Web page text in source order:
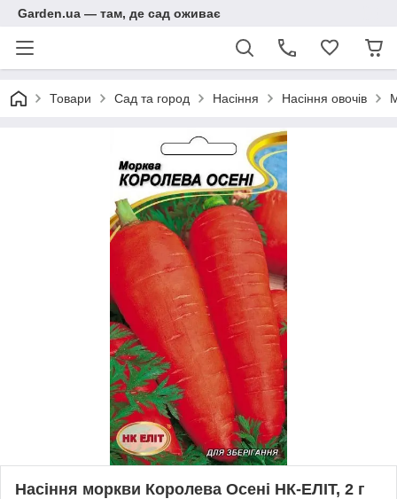
Garden.ua — там, де сад оживає
Товари Сад та город Насіння Насіння овочів
Насіння моркви Королева Осені НК-ЕЛІТ, 2 г